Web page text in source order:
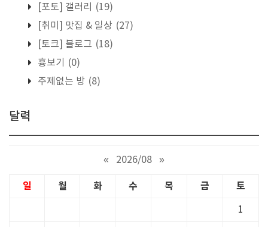
[포토] 갤러리
(19)
[취미] 맛집 & 일상 (27)
[토크] 블로그 (18)
흉보기
(0)
주제없는 방 (8)
달력
« 2026/08 »
일 월 화 수 목 금 토
1